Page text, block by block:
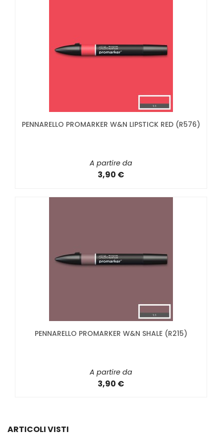
PENNARELLO PROMARKER W&N LIPSTICK RED (R576)
A partire da
3,90 €
PENNARELLO PROMARKER W&N SHALE (R215)
A partire da
3,90 €
ARTICOLI VISTI